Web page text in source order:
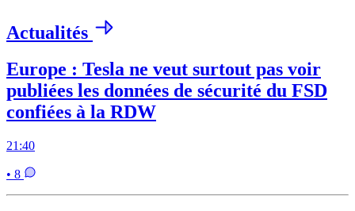
Actualités
Europe : Tesla ne veut surtout pas voir
publiées les données de sécurité du FSD
confiées à la RDW
21:40
• 8